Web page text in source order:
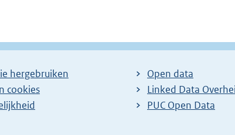
hergebruiken
cookies
Open data
Linked Data
PUC Open Data